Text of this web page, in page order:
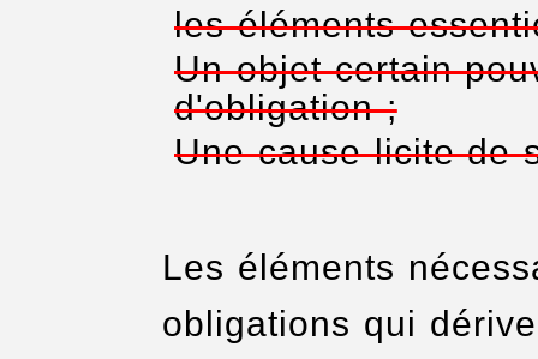
les éléments
Un objet certain
d'obligation ;
Une cause licite de
Les éléments
obligations qui